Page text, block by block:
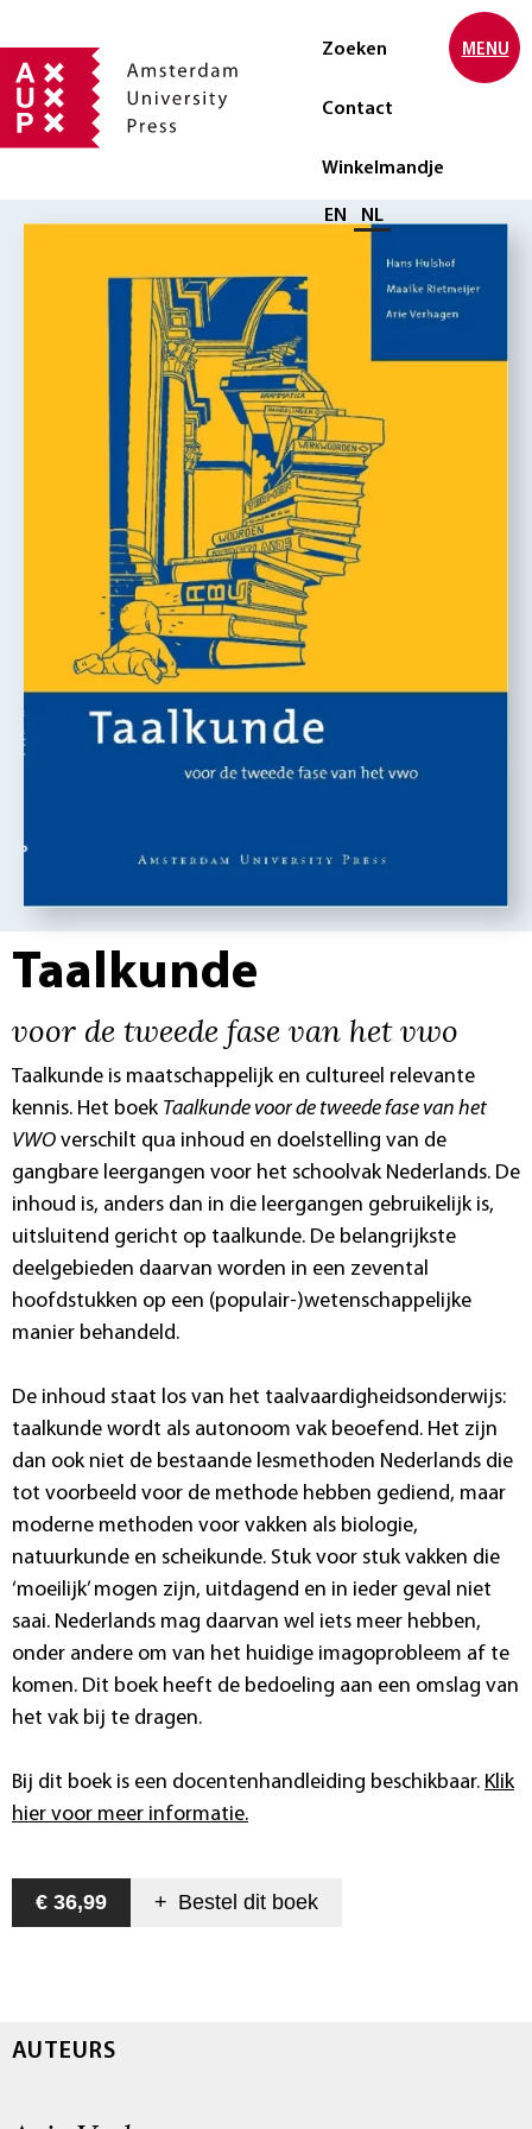
Zoeken
Contact
Winkelmandje
Selecteer taal
EN NL
MENU
Taalkunde
voor de tweede fase van het vwo
Taalkunde is maatschappelijk en cultureel relevante
kennis. Het boek Taalkunde voor de tweede fase van het
VWO verschilt qua inhoud en doelstelling van de
gangbare leergangen voor het schoolvak Nederlands. De
inhoud is, anders dan in die leergangen gebruikelijk is,
uitsluitend gericht op taalkunde. De belangrijkste
deelgebieden daarvan worden in een zevental
hoofdstukken op een (populair-)wetenschappelijke
manier behandeld.
De inhoud staat los van het taalvaardigheidsonderwijs:
taalkunde wordt als autonoom vak beoefend. Het zijn
dan ook niet de bestaande lesmethoden Nederlands die
tot voorbeeld voor de methode hebben gediend, maar
moderne methoden voor vakken als biologie,
natuurkunde en scheikunde. Stuk voor stuk vakken die
‘moeilijk’ mogen zijn, uitdagend en in ieder geval niet
saai. Nederlands mag daarvan wel iets meer hebben,
onder andere om van het huidige imagoprobleem af te
komen. Dit boek heeft de bedoeling aan een omslag van
het vak bij te dragen.
Bij dit boek is een docentenhandleiding beschikbaar. Klik
hier voor meer informatie.
€ 36,99 + Bestel dit boek
AUTEURS